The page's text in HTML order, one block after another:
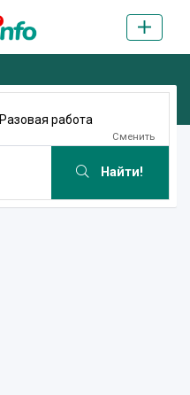
Разовая работа
Сменить
Найти!